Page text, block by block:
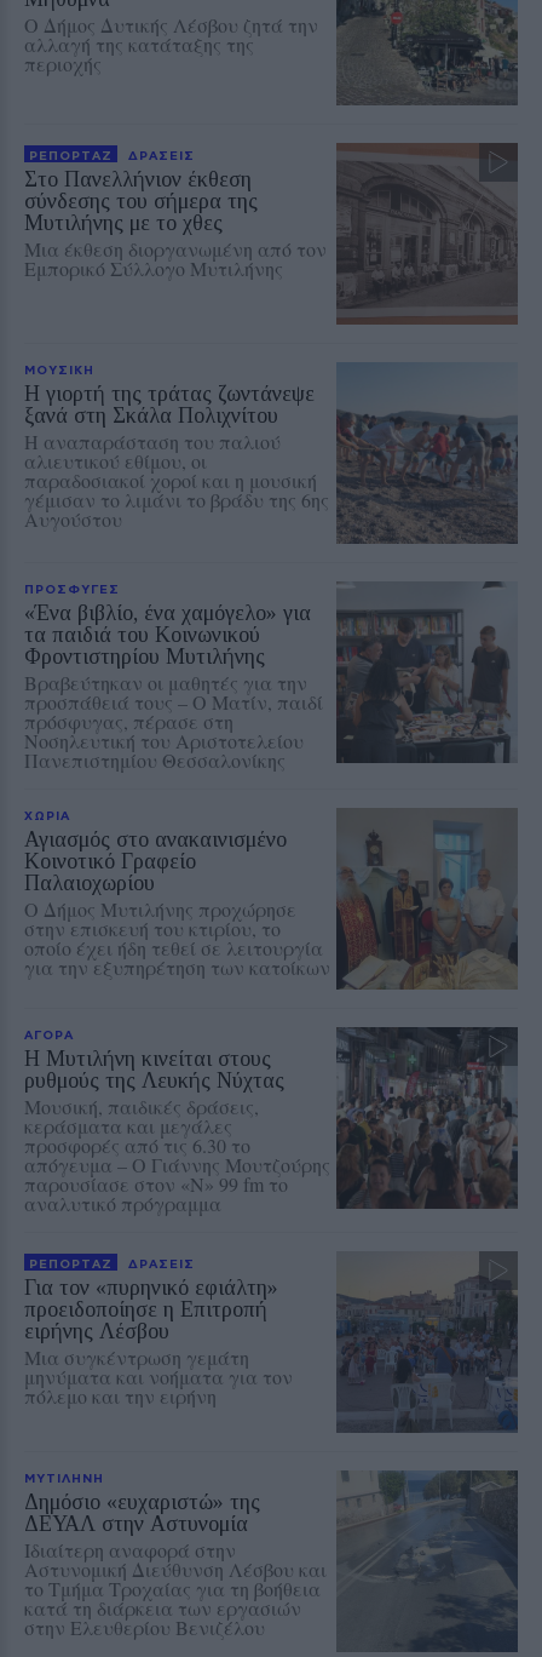
Ο Δήμος Δυτικής Λέσβου ζητά την
αλλαγή της κατάταξης της
περιοχής
ΡΕΠΟΡΤΑΖ ΔΡΑΣΕΙΣ
Στο Πανελλήνιον έκθεση
σύνδεσης του σήμερα της
Μυτιλήνης με το χθες
Μια έκθεση διοργανωμένη από τον
Εμπορικό Σύλλογο Μυτιλήνης
ΜΟΥΣΙΚΗ
Η γιορτή της τράτας ζωντάνεψε
ξανά στη Σκάλα Πολιχνίτου
Η αναπαράσταση του παλιού
αλιευτικού εθίμου, οι
παραδοσιακοί χοροί και η μουσική
γέμισαν το λιμάνι το βράδυ της 6ης
Αυγούστου
ΠΡΟΣΦΥΓΕΣ
«Ένα βιβλίο, ένα χαμόγελο» για
τα παιδιά του Κοινωνικού
Φροντιστηρίου Μυτιλήνης
Βραβεύτηκαν οι μαθητές για την
προσπάθειά τους – Ο Ματίν, παιδί
πρόσφυγας, πέρασε στη
Νοσηλευτική του Αριστοτελείου
Πανεπιστημίου Θεσσαλονίκης
ΧΩΡΙΑ
Αγιασμός στο ανακαινισμένο
Κοινοτικό Γραφείο
Παλαιοχωρίου
Ο Δήμος Μυτιλήνης προχώρησε
στην επισκευή του κτιρίου, το
οποίο έχει ήδη τεθεί σε λειτουργία
για την εξυπηρέτηση των κατοίκων
ΑΓΟΡΑ
Η Μυτιλήνη κινείται στους
ρυθμούς της Λευκής Νύχτας
Μουσική, παιδικές δράσεις,
κεράσματα και μεγάλες
προσφορές από τις 6.30 το
απόγευμα – Ο Γιάννης Μουτζούρης
παρουσίασε στον «Ν» 99 fm το
αναλυτικό πρόγραμμα
ΡΕΠΟΡΤΑΖ ΔΡΑΣΕΙΣ
Για τον «πυρηνικό εφιάλτη»
προειδοποίησε η Επιτροπή
ειρήνης Λέσβου
Μια συγκέντρωση γεμάτη
μηνύματα και νοήματα για τον
πόλεμο και την ειρήνη
ΜΥΤΙΛΗΝΗ
Δημόσιο «ευχαριστώ» της
ΔΕΥΑΛ στην Αστυνομία
Ιδιαίτερη αναφορά στην
Αστυνομική Διεύθυνση Λέσβου και
το Τμήμα Τροχαίας για τη βοήθεια
κατά τη διάρκεια των εργασιών
στην Ελευθερίου Βενιζέλου